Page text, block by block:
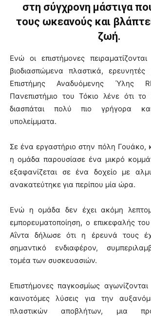
στη σύγχρονη μάστιγα
τους ωκεανούς και
ζωή.
Ενώ οι επιστήμονες
βιοδιασπώμενα πλαστικά,
Επιστήμης Αναδυόμενης Ύλης
Πανεπιστήμιο του Τόκιο λένε ότι
διασπάται πολύ πιο γρήγορα
υπολείμματα.
Σε ένα εργαστήριο στην πόλη Γουάκο,
η ομάδα παρουσίασε ένα μικρό
εξαφανίζεται σε ένα δοχείο με
ανακατεύτηκε για περίπου μία ώρα.
Ενώ η ομάδα δεν έχει ακόμη
εμπορευματοποίηση, ο επικεφαλής
Αΐντα δήλωσε ότι η έρευνά τους
σημαντικό ενδιαφέρον,
τομέα των συσκευασιών.
Επιστήμονες παγκοσμίως
καινοτόμες λύσεις για την
πλαστικών αποβλήτων, μια